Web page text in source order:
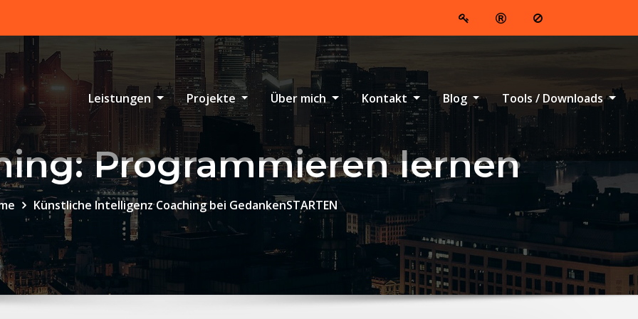
Leistungen Projekte Über mich Kontakt Blog Tools / Downloads
Programmieren lernen
Künstliche Intelligenz Coaching bei GedankenSTARTEN